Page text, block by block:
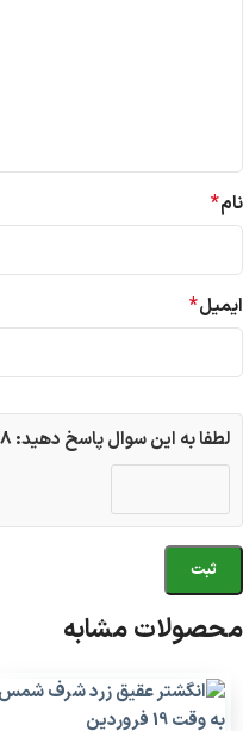
نام*
ایمیل*
لطفا به این سوال پاسخ دهید: 8 + 3 = ؟
محصولات مشابه